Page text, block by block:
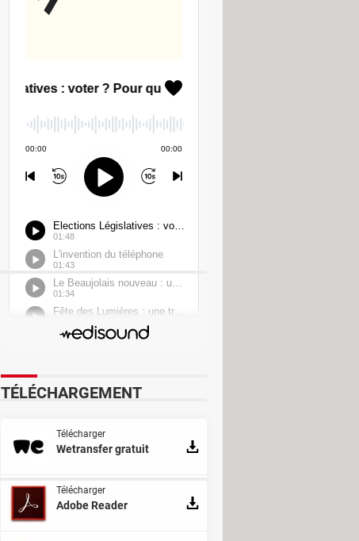
& Graphisme
TÉLÉCHARGEMENT
Télécharger
Wetransfer gratuit
Télécharger
Adobe Reader